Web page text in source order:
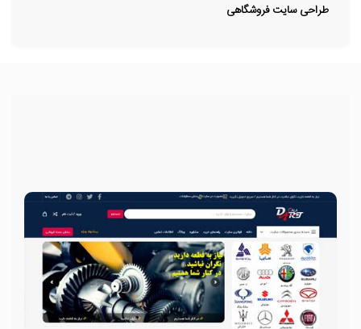
طراحی سایت فروشگاهی